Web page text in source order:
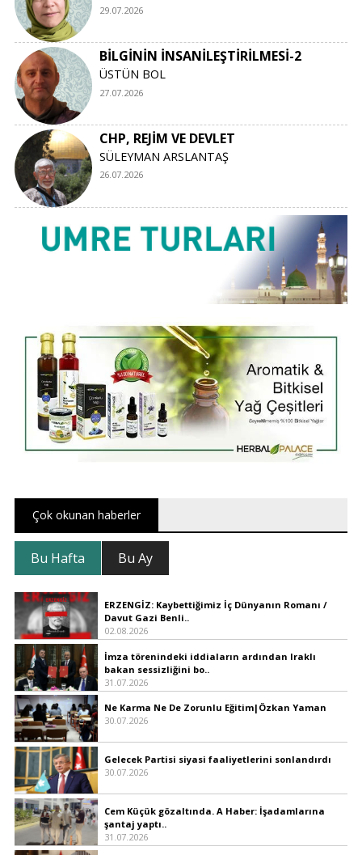
29.07.2026
BİLGİNİN İNSANİLEŞTİRİLMESİ-2
ÜSTÜN BOL
27.07.2026
CHP, REJİM VE DEVLET
SÜLEYMAN ARSLANTAŞ
26.07.2026
Çok okunan haberler
Bu Hafta Bu Ay
ERZENGİZ: Kaybettiğimiz İç Dünyanın Romanı /
Davut Gazi Benli..
02.08.2026
İmza törenindeki iddiaların ardından Iraklı
bakan sessizliğini bo..
31.07.2026
Ne Karma Ne De Zorunlu Eğitim|Özkan Yaman
30.07.2026
Gelecek Partisi siyasi faaliyetlerini sonlandırdı
30.07.2026
Cem Küçük gözaltında. A Haber: İşadamlarına
şantaj yaptı..
31.07.2026